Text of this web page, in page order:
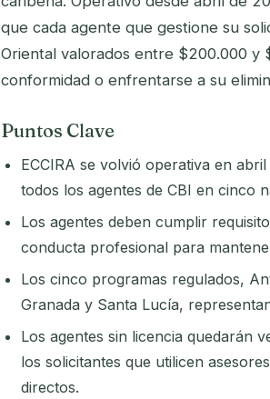
que cada agente que gestione su
Oriental valorados entre $200.000 y
conformidad o enfrentarse a su
Puntos Clave
ECCIRA se volvió operativa en
todos los agentes de CBI en cinco
Los agentes deben cumplir
conducta profesional para
Los cinco programas regulados,
Granada y Santa Lucía,
Los agentes sin licencia quedarán
los solicitantes que utilicen
directos.